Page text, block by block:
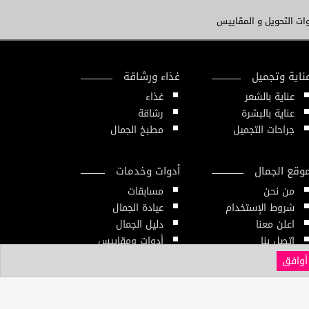
التحويل و المقاييس
وتجميل
عناية بالشعر
عناية بالبشرة
جراحات التجميل
غذاء ورشاقة
غذاء
رشاقة
مطبخ الجمال
الجمال
من نحن
شروط الإستخدام
اعلن معنا
إتصل بنا
أدوات وخدمات
مسابقات
عيادة الجمال
دليل الجمال
أدوات ومقاييس
أوافق